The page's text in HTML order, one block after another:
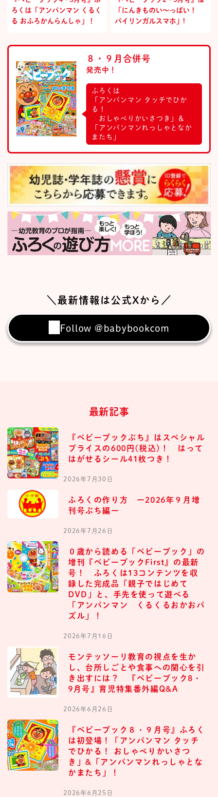
ろくは「アンパンマン くるく
る おふろかんらんしゃ」！
「にんきものい～っぱい！
バイリンガルスマホ」!
８・９月合併号
発売中！
ふろくは
「アンパンマン タッチでひか
る！
おしゃべりかいさつき」＆
「アンパンマンれっしゃとなか
またち」
＼最新情報は公式Xから／
Follow @babybookcom
最新記事
『ベビーブックぷち』はスペシャル
プライスの600円(税込)！ はって
はがせるシール41枚つき！
2026年7月30日
ふろくの作り方 ー2026年９月増
刊号ぷち編ー
2026年7月26日
０歳から読める「ベビーブック」の
増刊『ベビーブックFirst』の最新
号！ ふろくは13コンテンツを収
録した完成品「親子ではじめて
DVD」と、手先を使って遊べる
「アンパンマン くるくるおかおパ
ズル」！
2026年7月16日
モンテッソーリ教育の視点を生か
し、台所しごとや食事への関心を引
き出すには？ 『ベビーブック8・
9月号』育児特集番外編Q&A
2026年6月26日
『ベビーブック８・９月号』ふろく
は初登場！「アンパンマン タッチ
でひかる！ おしゃべりかいさつ
き」&「アンパンマンれっしゃとな
かまたち」！
2026年6月25日